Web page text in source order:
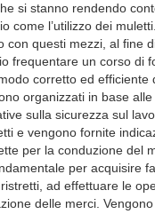
si stanno rendendo
come l’utilizzo dei
questi mezzi, al fine
frequentare un corso di
corretto ed
organizzati in base
sulla sicurezza sul
e vengono fornite
per la conduzione del
per acquisire
ad effettuare le
delle merci.